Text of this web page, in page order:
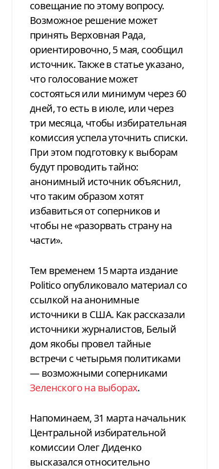
совещание по этому вопросу.
Возможное решение может
принять Верховная Рада,
ориентировочно, 5 мая, сообщил
источник. Также в статье указано,
что голосование может
состояться или минимум через 60
дней, то есть в июле, или через
три месяца, чтобы избирательная
комиссия успела уточнить списки.
При этом подготовку к выборам
будут проводить тайно:
анонимный источник объяснил,
что таким образом хотят
избавиться от соперников и
чтобы не «разорвать страну на
части».
Тем временем 15 марта издание
Politico опубликовало материал со
ссылкой на анонимные
источники в США. Как рассказали
источники журналистов, Белый
дом якобы провел тайные
встречи с четырьмя политиками
— возможными соперниками
Зеленского на выборах.
Напоминаем, 31 марта начальник
Центральной избирательной
комиссии Олег Диденко
высказался относительно